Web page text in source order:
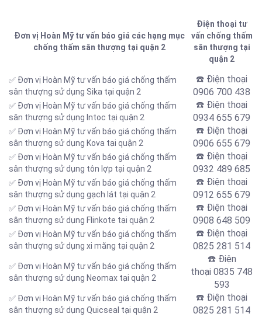
Đơn vị Hoàn Mỹ tư vấn báo giá các hạng mục
chống thấm sân thượng tại quận 2
Điện thoại tư
vấn chống thấm
sân thượng tại
quận 2
✅ Đơn vị Hoàn Mỹ tư vấn báo giá chống thấm
sân thượng sử dụng Sika tại quận 2
☎️ Điện thoại
0906 700 438
✅ Đơn vị Hoàn Mỹ tư vấn báo giá chống thấm
sân thượng sử dụng Intoc tại quận 2
☎️ Điện thoại
0934 655 679
✅ Đơn vị Hoàn Mỹ tư vấn báo giá chống thấm
sân thượng sử dụng Kova tại quận 2
☎️ Điện thoại
0906 655 679
✅ Đơn vị Hoàn Mỹ tư vấn báo giá chống thấm
sân thượng sử dụng tôn lợp tại quận 2
☎️ Điện thoại
0932 489 685
✅ Đơn vị Hoàn Mỹ tư vấn báo giá chống thấm
sân thượng sử dụng gạch lát tại quận 2
☎️ Điện thoại
0912 655 679
✅ Đơn vị Hoàn Mỹ tư vấn báo giá chống thấm
sân thượng sử dụng Flinkote tại quận 2
☎️ Điện thoại
0908 648 509
✅ Đơn vị Hoàn Mỹ tư vấn báo giá chống thấm
sân thượng sử dụng xi măng tại quận 2
☎️ Điện thoại
0825 281 514
✅ Đơn vị Hoàn Mỹ tư vấn báo giá chống thấm
sân thượng sử dụng Neomax tại quận 2
☎️ Điện
thoại 0835 748
593
✅ Đơn vị Hoàn Mỹ tư vấn báo giá chống thấm
sân thượng sử dụng Quicseal tại quận 2
☎️ Điện thoại
0825 281 514